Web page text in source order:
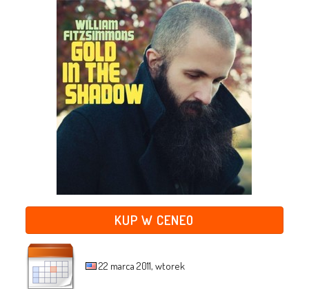
KUP W CENEO
22 marca 2011, wtorek